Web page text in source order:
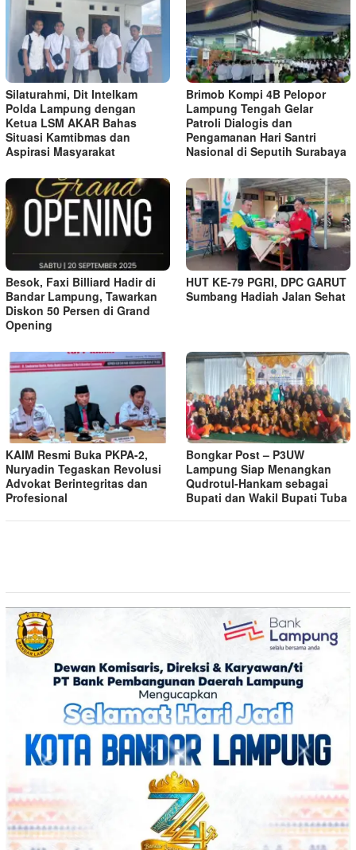
Silaturahmi, Dit Intelkam
Polda Lampung dengan
Ketua LSM AKAR Bahas
Situasi Kamtibmas dan
Aspirasi Masyarakat
Brimob Kompi 4B Pelopor
Lampung Tengah Gelar
Patroli Dialogis dan
Pengamanan Hari Santri
Nasional di Seputih Surabaya
Besok, Faxi Billiard Hadir di
Bandar Lampung, Tawarkan
Diskon 50 Persen di Grand
Opening
HUT KE-79 PGRI, DPC GARUT
Sumbang Hadiah Jalan Sehat
KAIM Resmi Buka PKPA-2,
Nuryadin Tegaskan Revolusi
Advokat Berintegritas dan
Profesional
Bongkar Post – P3UW
Lampung Siap Menangkan
Qudrotul-Hankam sebagai
Bupati dan Wakil Bupati Tuba